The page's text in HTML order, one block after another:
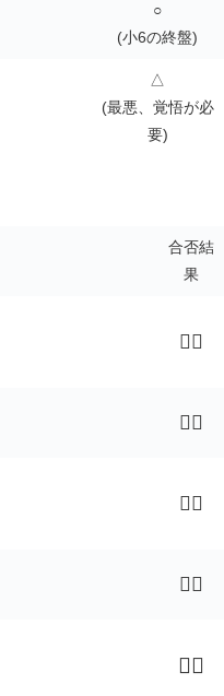
○
(小6の終盤)
△
(最悪、覚悟が必
要)
合否結
果
🙅‍♂️
🙅‍♂️
🙅‍♂️
🙅‍♂️
🙆‍♀️